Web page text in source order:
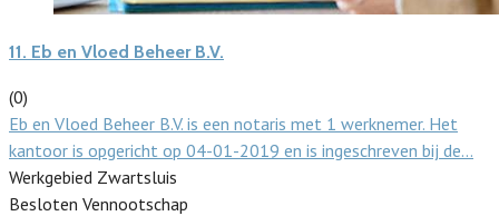
11. Eb en Vloed Beheer B.V.
(0)
Eb en Vloed Beheer B.V. is een notaris met 1 werknemer. Het
kantoor is opgericht op 04-01-2019 en is ingeschreven bij de…
Werkgebied Zwartsluis
Besloten Vennootschap